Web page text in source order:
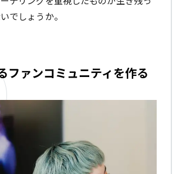
でしょうか。
ファンコミュニティを作る